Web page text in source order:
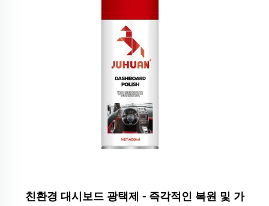
친환경 대시보드 광택제 - 즉각적인 복원 및 가